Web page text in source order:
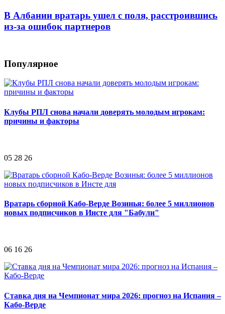
В Албании вратарь ушел с поля, расстроившись
из-за ошибок партнеров
Популярное
Клубы РПЛ снова начали доверять молодым игрокам:
причины и факторы
05 28 26
Вратарь сборной Кабо-Верде Возинья: более 5 миллионов
новых подписчиков в Инсте для "Бабули"
06 16 26
Ставка дня на Чемпионат мира 2026: прогноз на Испания –
Кабо-Верде